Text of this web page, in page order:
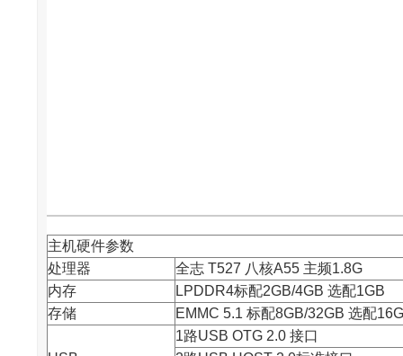
主机硬件参数
处理器
全志 T527 八核A55 主频1.8G
内存
LPDDR4标配2GB/4GB 选配1GB
存储
EMMC 5.1 标配8GB/32GB 选配
1路USB OTG 2.0 接口